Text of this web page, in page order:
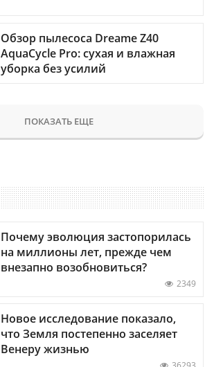
Обзор пылесоса Dreame Z40
AquaCycle Pro: сухая и влажная
уборка без усилий
ПОКАЗАТЬ ЕЩЕ
Почему эволюция застопорилась
на миллионы лет, прежде чем
внезапно возобновиться?
2349
Новое исследование показало,
что Земля постепенно заселяет
Венеру жизнью